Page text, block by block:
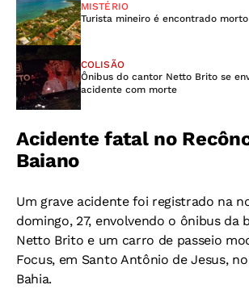
MISTÉRIO
Turista mineiro é encontrado
COLISÃO
Ônibus do cantor Netto Brito se
acidente com morte
Acidente fatal no
Baiano
Um grave acidente foi registrado na
domingo, 27, envolvendo o ônibus da
Netto Brito e um carro de passeio
Focus, em Santo Antônio de Jesus,
Bahia.